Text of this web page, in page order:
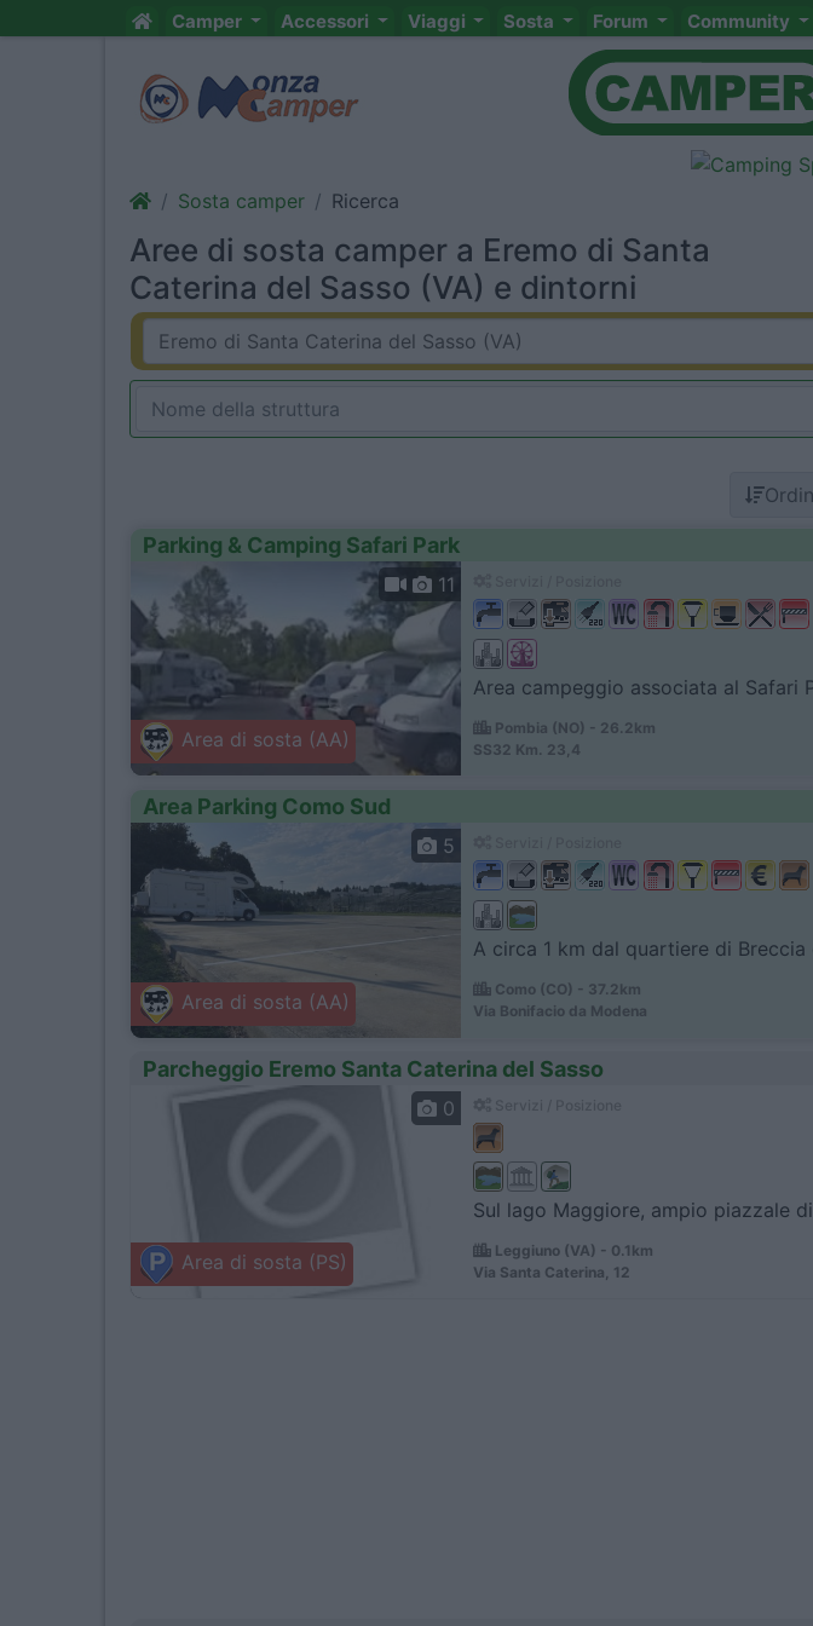
Camper Accessori Viaggi Sosta Forum Community
Sosta camper Ricerca
Aree di sosta camper a Eremo di Santa
Caterina del Sasso (VA) e dintorni
Parking & Camping Safari Park
Area di sosta (AA)
11
Area campeggio associata al Safari
Pombia (NO) - 26.2km
SS32 Km. 23,4
Area Parking Como Sud
Area di sosta (AA)
5
A circa 1 km dal quartiere di
Como (CO) - 37.2km
Via Bonifacio da Modena
Parcheggio Eremo Santa Caterina del Sasso
Area di sosta (PS)
0
Sul lago Maggiore, ampio piazzale
Leggiuno (VA) - 0.1km
Via Santa Caterina, 12